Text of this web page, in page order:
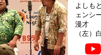
よしも
ェンシ
漫才
（左